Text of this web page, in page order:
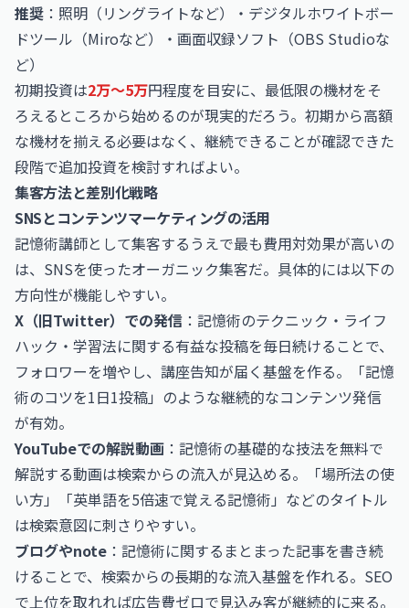
推奨 ：照明（リングライトなど）・デジタルホワイトボー
ドツール（Miroなど）・画面収録ソフト（OBS Studioな
ど）
初期投資は2万〜5万円程度を目安に、最低限の機材をそ
ろえるところから始めるのが現実的だろう。初期から高額
な機材を揃える必要はなく、継続できることが確認できた
段階で追加投資を検討すればよい。
集客方法と差別化戦略
SNSとコンテンツマーケティングの活用
記憶術講師として集客するうえで最も費用対効果が高いの
は、SNSを使ったオーガニック集客だ。具体的には以下の
方向性が機能しやすい。
X（旧Twitter）での発信 ：記憶術のテクニック・ライフ
ハック・学習法に関する有益な投稿を毎日続けることで、
フォロワーを増やし、講座告知が届く基盤を作る。「記憶
術のコツを1日1投稿」のような継続的なコンテンツ発信
が有効。
YouTubeでの解説動画 ：記憶術の基礎的な技法を無料で
解説する動画は検索からの流入が見込める。「場所法の使
い方」「英単語を5倍速で覚える記憶術」などのタイトル
は検索意図に刺さりやすい。
ブログやnote ：記憶術に関するまとまった記事を書き続
けることで、検索からの長期的な流入基盤を作れる。SEO
で上位を取れれば広告費ゼロで見込み客が継続的に来る。